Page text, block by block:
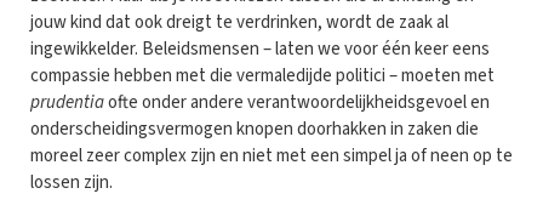
jouw kind dat ook dreigt te verdrinken, wordt de zaak al
ingewikkelder. Beleidsmensen – laten we voor één keer eens
compassie hebben met die vermaledijde politici – moeten met
prudentiaofte onder andere verantwoordelijkheidsgevoel en
onderscheidingsvermogen knopen doorhakken in zaken die
moreel zeer complex zijn en niet met een simpel ja of neen op te
lossen zijn.